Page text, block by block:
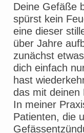
Deine Gefäße
spürst kein
eine dieser
über Jahre
zunächst
dich einfach
hast
das mit deinen
In meiner
Patienten, die